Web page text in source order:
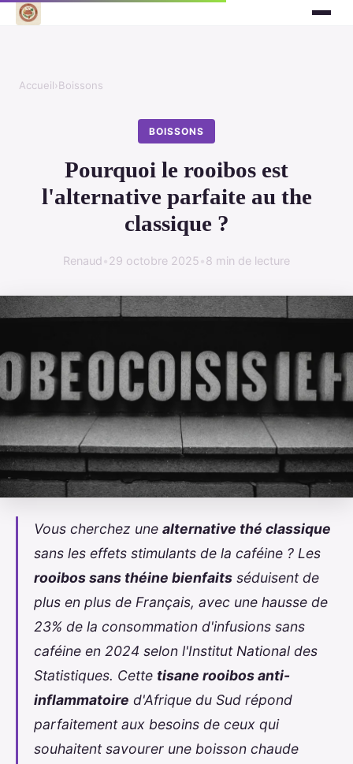
Accueil›Boissons
BOISSONS
Pourquoi le rooibos est
l'alternative parfaite au the
classique ?
Renaud•29 octobre 2025•8 min de lecture
Vous cherchez une alternative thé classique
sans les effets stimulants de la caféine ? Les
rooibos sans théine bienfaits séduisent de
plus en plus de Français, avec une hausse de
23% de la consommation d'infusions sans
caféine en 2024 selon l'Institut National des
Statistiques. Cette tisane rooibos anti-
inflammatoire d'Afrique du Sud répond
parfaitement aux besoins de ceux qui
souhaitent savourer une boisson chaude